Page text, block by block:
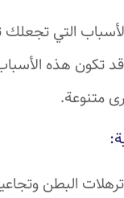
التي
تكون هذه
متنوعة.
البطن